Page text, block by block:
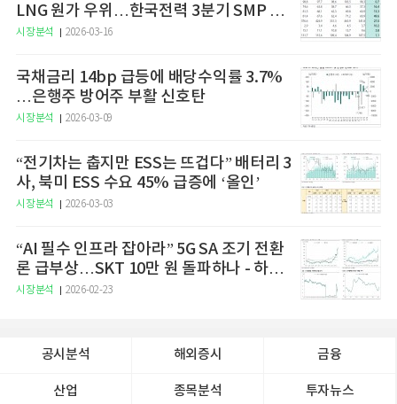
LNG 원가 우위…한국전력 3분기 SMP 상
승 전망"
시장분석 2026-03-16
국채금리 14bp 급등에 배당수익률 3.7%
…은행주 방어주 부활 신호탄
시장분석 2026-03-09
“전기차는 춥지만 ESS는 뜨겁다” 배터리 3
사, 북미 ESS 수요 45% 급증에 ‘올인’
시장분석 2026-03-03
“AI 필수 인프라 잡아라” 5G SA 조기 전환
론 급부상…SKT 10만 원 돌파하나 - 하나
증권
시장분석 2026-02-23
공시분석 해외증시 금융
산업 종목분석 투자뉴스